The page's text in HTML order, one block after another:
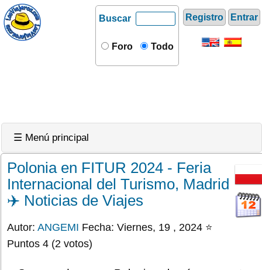
Registro Entrar
Buscar
Foro Todo
☰ Menú principal
Polonia en FITUR 2024 - Feria
Internacional del Turismo, Madrid
✈️ Noticias de Viajes
Autor: ANGEMI Fecha: Viernes, 19 , 2024 ⭐
Puntos 4 (2 votos)